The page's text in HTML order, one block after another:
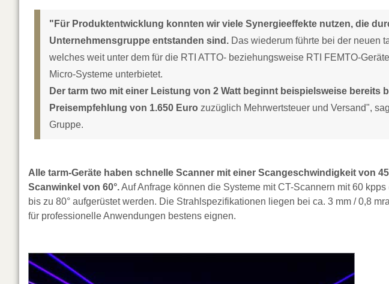
"Für Produktentwicklung konnten wir viele Synergieeffekte nutzen, die
Unternehmensgruppe entstanden sind. Das wiederum führte bei der neuen
welches weit unter dem für die RTI ATTO- beziehungsweise RTI FEMTO-
Micro-Systeme unterbietet.
Der tarm two mit einer Leistung von 2 Watt beginnt beispielsweise bereits
Preisempfehlung von 1.650 Euro zuzüglich Mehrwertsteuer und Versand",
Gruppe.
Alle tarm-Geräte haben schnelle Scanner mit einer Scangeschwindigkeit von
Scanwinkel von 60°.Auf Anfrage können die Systeme mit CT-Scannern mit 60
bis zu 80° aufgerüstet werden. Die Strahlspezifikationen liegen bei ca. 3 mm / 0,8
für professionelle Anwendungen bestens eignen.